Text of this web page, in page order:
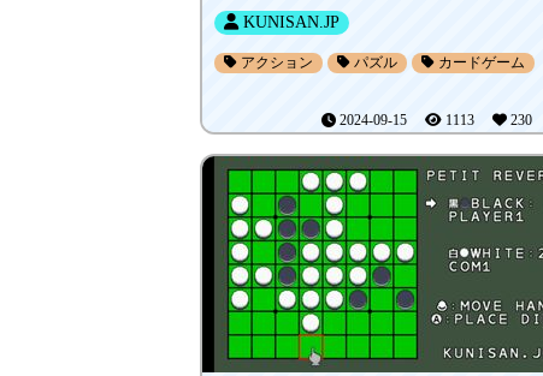
KUNISAN.JP
アクション パズル カードゲーム
2024-09-15 1113 230